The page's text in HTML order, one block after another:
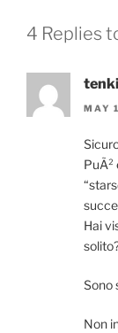
4 Replies
MAY
PuÃ²
Hai
Sono
Non